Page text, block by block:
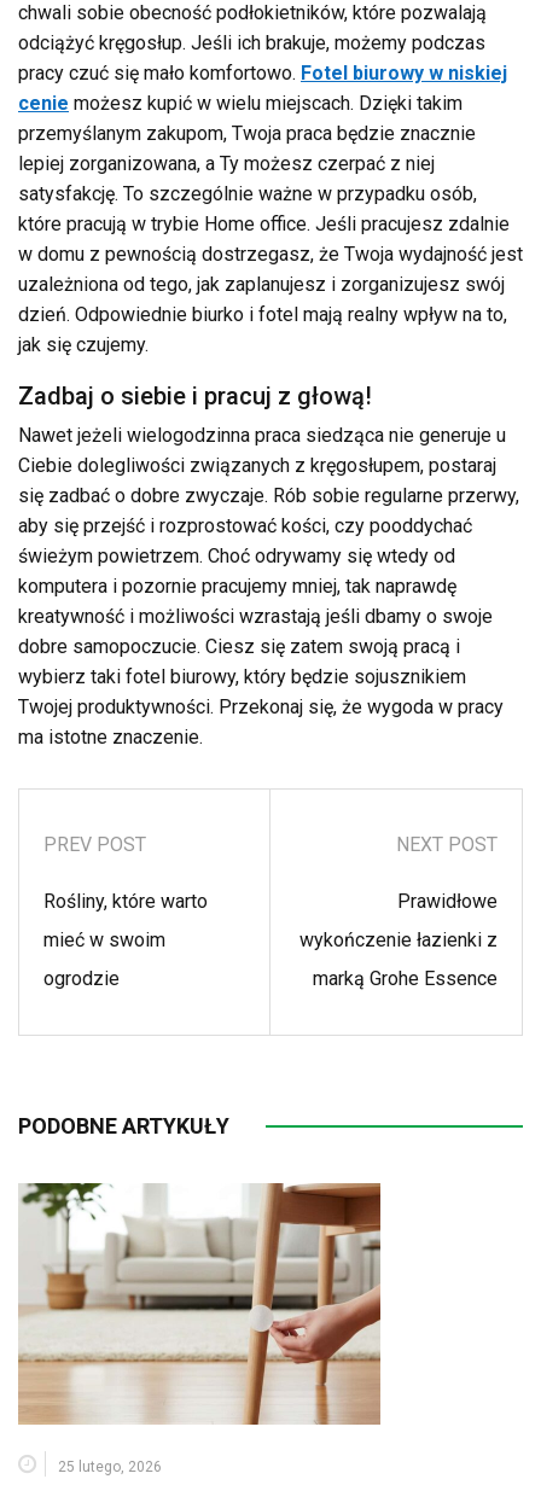
chwali sobie obecność podłokietników, które pozwalają
odciążyć kręgosłup. Jeśli ich brakuje, możemy podczas
pracy czuć się mało komfortowo. Fotel biurowy w niskiej
cenie możesz kupić w wielu miejscach. Dzięki takim
przemyślanym zakupom, Twoja praca będzie znacznie
lepiej zorganizowana, a Ty możesz czerpać z niej
satysfakcję. To szczególnie ważne w przypadku osób,
które pracują w trybie Home office. Jeśli pracujesz zdalnie
w domu z pewnością dostrzegasz, że Twoja wydajność jest
uzależniona od tego, jak zaplanujesz i zorganizujesz swój
dzień. Odpowiednie biurko i fotel mają realny wpływ na to,
jak się czujemy.
Zadbaj o siebie i pracuj z głową!
Nawet jeżeli wielogodzinna praca siedząca nie generuje u
Ciebie dolegliwości związanych z kręgosłupem, postaraj
się zadbać o dobre zwyczaje. Rób sobie regularne przerwy,
aby się przejść i rozprostować kości, czy pooddychać
świeżym powietrzem. Choć odrywamy się wtedy od
komputera i pozornie pracujemy mniej, tak naprawdę
kreatywność i możliwości wzrastają jeśli dbamy o swoje
dobre samopoczucie. Ciesz się zatem swoją pracą i
wybierz taki fotel biurowy, który będzie sojusznikiem
Twojej produktywności. Przekonaj się, że wygoda w pracy
ma istotne znaczenie.
PREV POST
Rośliny, które warto
mieć w swoim
ogrodzie
NEXT POST
Prawidłowe
wykończenie łazienki z
marką Grohe Essence
PODOBNE ARTYKUŁY
25 lutego, 2026